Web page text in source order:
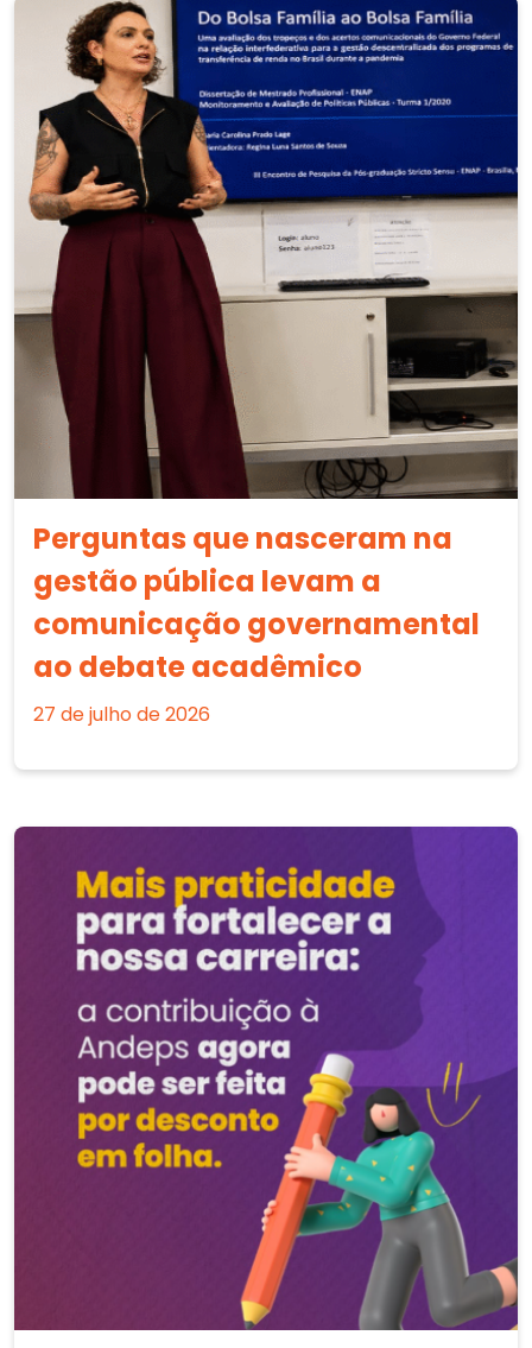
Perguntas que nasceram na
gestão pública levam a
comunicação governamental
ao debate acadêmico
27 de julho de 2026